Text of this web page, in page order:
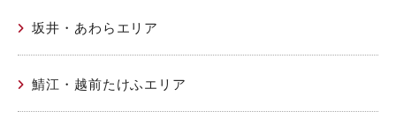
坂井・あわらエリア
鯖江・越前たけふエリア